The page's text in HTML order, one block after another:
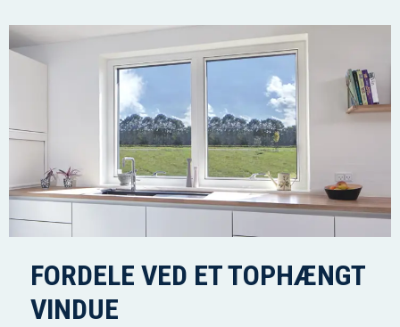
FORDELE VED ET TOPHÆNGT
VINDUE